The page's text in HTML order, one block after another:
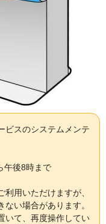
ビスのシステムメンテ
午後8時まで
用いただけますが、
い場合があります。
いて、再度操作してい